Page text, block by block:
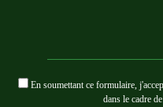
En soumettant ce formulaire,
dans le cadre